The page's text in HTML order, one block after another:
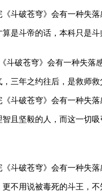
是斗帝的话，本科只是
三年之约往后，是救师
且坚毅的人，而这一切
不用说被毒死的斗王，